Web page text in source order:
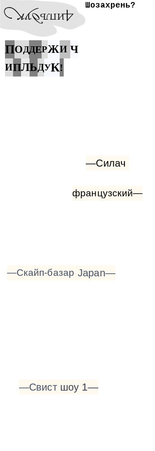
Шозахрень?
ПОДДЕРЖИ Ч
ИПЛЬДУК!
—Скайп-базар Japan—
—Силач
французский—
—Свист шоу 1—